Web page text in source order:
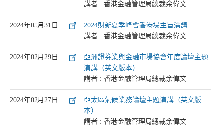
講者 : 香港金融管理局總裁余偉文
2024年05月31日
2024財新夏季峰會香港場主旨演講
講者 : 香港金融管理局總裁余偉文
2024年02月29日
亞洲證券業與金融市場協會年度論壇主題
演講（英文版本）
講者 : 香港金融管理局總裁余偉文
2024年02月27日
亞太區氣候業務論壇主題演講（英文版
本）
講者 : 香港金融管理局總裁余偉文